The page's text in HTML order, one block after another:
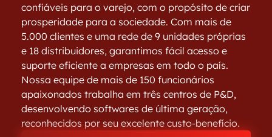
confiáveis para o varejo, com o propósito de criar
prosperidade para a sociedade. Com mais de
5.000 clientes e uma rede de 9 unidades próprias
e 18 distribuidores, garantimos fácil acesso e
suporte eficiente a empresas em todo o país.
Nossa equipe de mais de 150 funcionários
apaixonados trabalha em três centros de P&D,
desenvolvendo softwares de última geração,
reconhecidos por seu excelente custo-benefício.